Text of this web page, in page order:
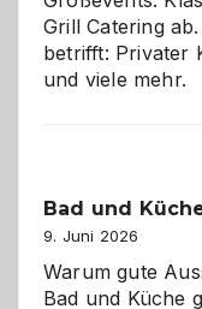
Grill Catering
betrifft: Privater
und viele mehr.
Bad und
9. Juni 2026
Warum gute
Bad und Küche